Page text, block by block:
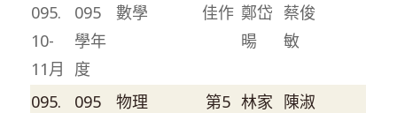
095.
10-
11月
095
學年
度
數學 佳作 鄭岱
暘
蔡俊
敏
095.
095
物理
第5 林家 陳淑